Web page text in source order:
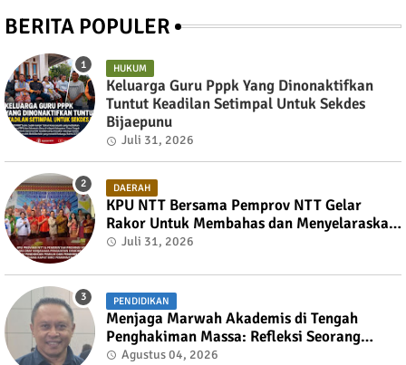
BERITA POPULER
HUKUM
Keluarga Guru Pppk Yang Dinonaktifkan
Tuntut Keadilan Setimpal Untuk Sekdes
Bijaepunu
Juli 31, 2026
DAERAH
KPU NTT Bersama Pemprov NTT Gelar
Rakor Untuk Membahas dan Menyelaraskan
Draft Nota Kesepahaman
Juli 31, 2026
PENDIDIKAN
Menjaga Marwah Akademis di Tengah
Penghakiman Massa: Refleksi Seorang
Dosen Oleh Dr. Tian Liufeto Dosen Pada
Agustus 04, 2026